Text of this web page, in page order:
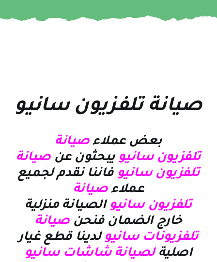
صيانة تلفزيون سانيو
بعض عملاء صيانة
تلفزيون سانيو يبحثون عن صيانة
تلفزيون سانيو فاننا نقدم لجميع
عملاء صيانة
تلفزيون سانيو الصيانة منزلية
خارج الضمان فنحن صيانة
تلفزيونات سانيو لدينا قطع غيار
اصلية لصيانة شاشات سانيو